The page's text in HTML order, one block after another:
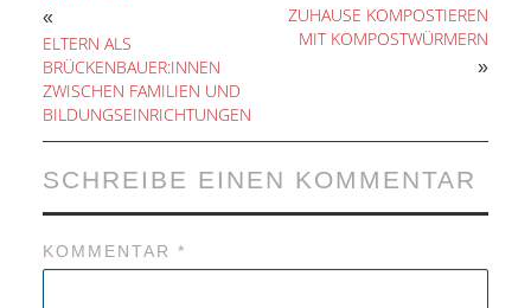
«
ELTERN ALS
BRÜCKENBAUER:INNEN
ZWISCHEN FAMILIEN UND
BILDUNGSEINRICHTUNGEN
ZUHAUSE KOMPOSTIEREN
MIT KOMPOSTWÜRMERN
»
SCHREIBE EINEN KOMMENTAR
KOMMENTAR *